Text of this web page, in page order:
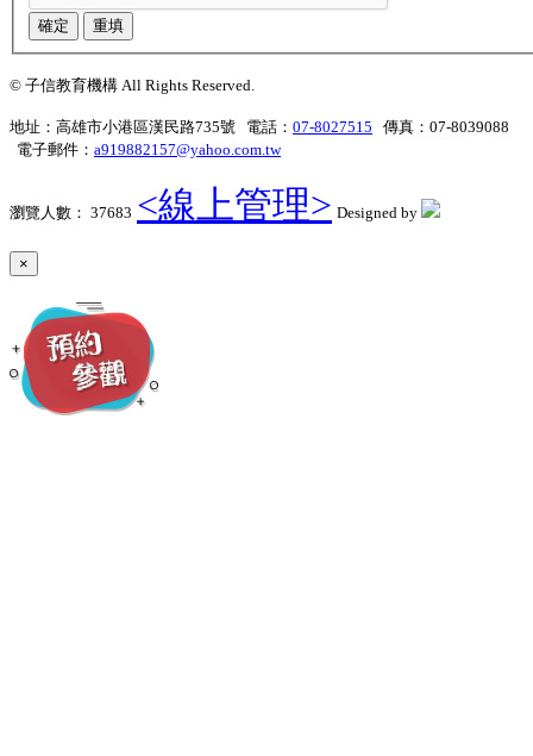
確定 重填
© 子信教育機構 All Rights Reserved.
地址：高雄市小港區漢民路735號 電話： 07-8027515 傳真：07-8039088
電子郵件： a919882157@yahoo.com.tw
瀏覽人數： 37683 <線上管理> Designed by
×